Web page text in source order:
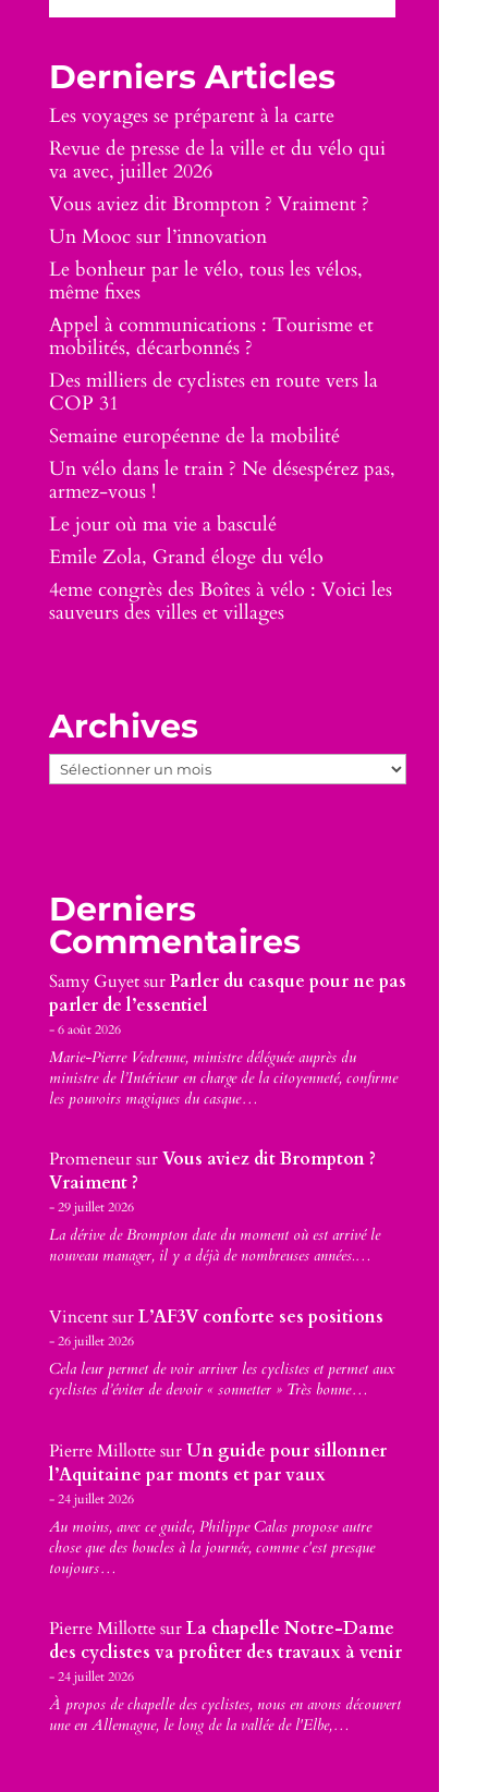
Derniers Articles
Les voyages se préparent à la carte
Revue de presse de la ville et du vélo qui
va avec, juillet 2026
Vous aviez dit Brompton ? Vraiment ?
Un Mooc sur l’innovation
Le bonheur par le vélo, tous les vélos,
même fixes
Appel à communications : Tourisme et
mobilités, décarbonnés ?
Des milliers de cyclistes en route vers la
COP 31
Semaine européenne de la mobilité
Un vélo dans le train ? Ne désespérez pas,
armez-vous !
Le jour où ma vie a basculé
Emile Zola, Grand éloge du vélo
4eme congrès des Boîtes à vélo : Voici les
sauveurs des villes et villages
Archives
Archives
Derniers
Commentaires
Samy GuyetsurParler du casque pour ne pas
parler de l’essentiel
6 août 2026
Marie-Pierre Vedrenne, ministre déléguée auprès du
ministre de l’Intérieur en charge de la citoyenneté, confirme
les pouvoirs magiques du casque…
PromeneursurVous aviez dit Brompton ?
Vraiment ?
29 juillet 2026
La dérive de Brompton date du moment où est arrivé le
nouveau manager, il y a déjà de nombreuses années.…
VincentsurL’AF3V conforte ses positions
26 juillet 2026
Cela leur permet de voir arriver les cyclistes et permet aux
cyclistes d’éviter de devoir « sonnetter » Très bonne…
Pierre MillottesurUn guide pour sillonner
l’Aquitaine par monts et par vaux
24 juillet 2026
Au moins, avec ce guide, Philippe Calas propose autre
chose que des boucles à la journée, comme c'est presque
toujours…
Pierre MillottesurLa chapelle Notre-Dame
des cyclistes va profiter des travaux à venir
24 juillet 2026
À propos de chapelle des cyclistes, nous en avons découvert
une en Allemagne, le long de la vallée de l'Elbe,…